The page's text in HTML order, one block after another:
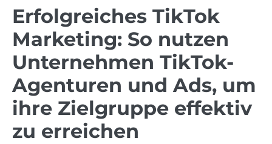
Erfolgreiches TikTok
Marketing: So nutzen
Unternehmen TikTok-
Agenturen und Ads, um
ihre Zielgruppe effektiv
zu erreichen